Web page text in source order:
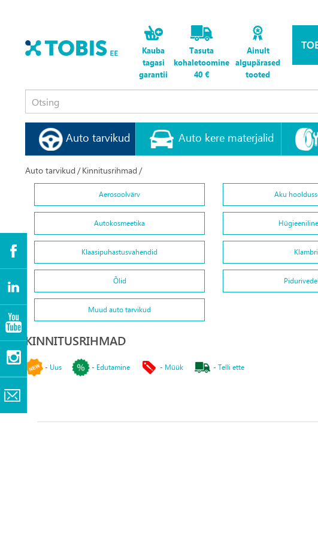
Kauba
tagasi
garantii
Tasuta
kohaletoomine
40 €
Ainult
algupärased
tooted
Auto tarvikud Auto kere materjalid
Auto tarvikud / Kinnitusrihmad /
Aerosoolvärv Aku
Autokosmeetika
Klaasipuhastusvahendid
Õlid
Muud auto tarvikud
KINNITUSRIHMAD
- Uus - Edutamine - Müük - Telli ette